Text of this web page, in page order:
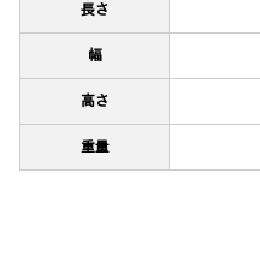
長さ
幅
高さ
重量